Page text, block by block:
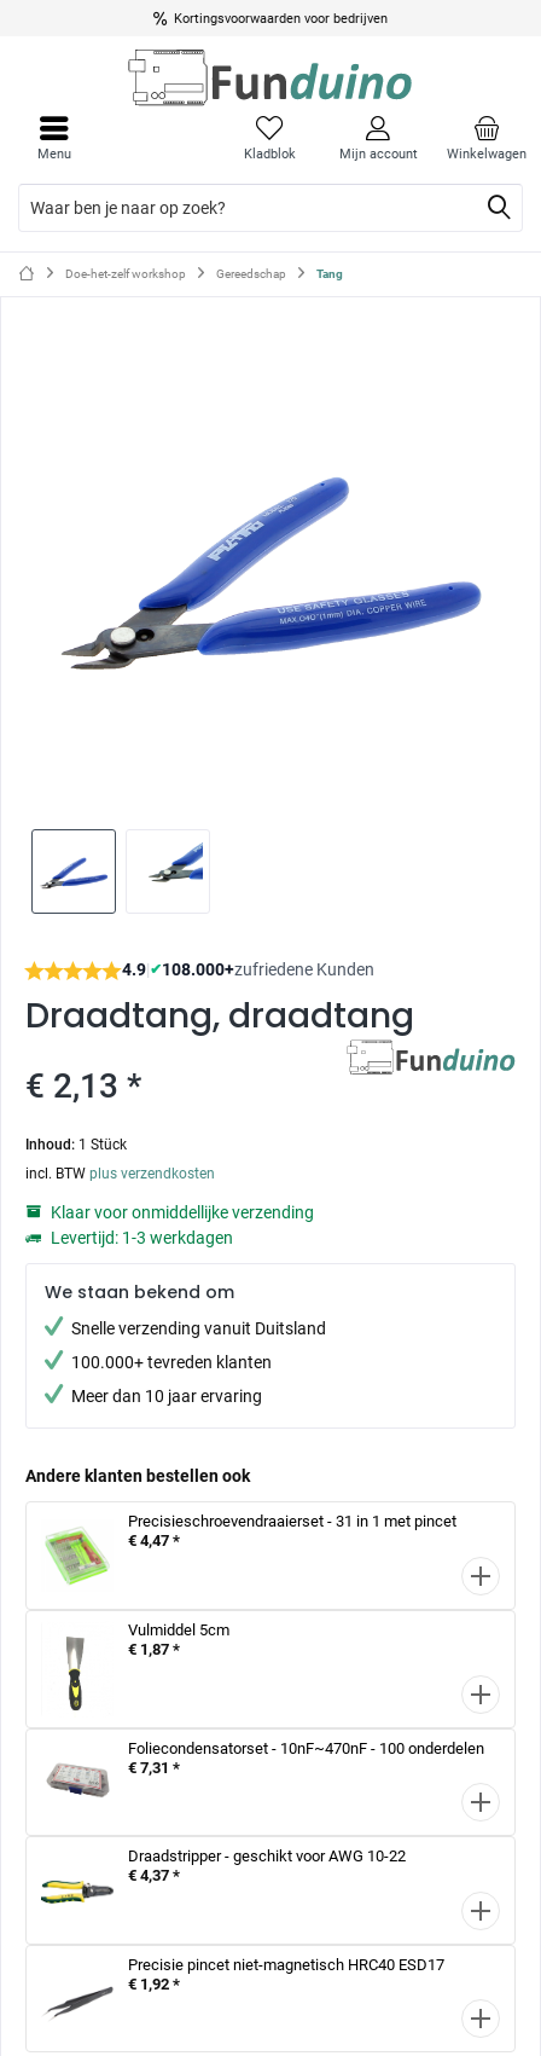
Kortingsvoorwaarden voor bedrijven
Winkelwagen
Kladblok Mijn account
Menu
Doe-het-zelf workshop Gereedschap Tang
4.9|✔108.000+zufriedene Kunden
Draadtang, draadtang
€ 2,13 *
Inhoud: 1 Stück
incl. BTW plus verzendkosten
Klaar voor onmiddellijke verzending
Levertijd: 1-3 werkdagen
We staan bekend om
Snelle verzending vanuit Duitsland
100.000+ tevreden klanten
Meer dan 10 jaar ervaring
Andere klanten bestellen ook
Precisieschroevendraaierset - 31 in 1 met pincet
€ 4,47 *
Vulmiddel 5cm
€ 1,87 *
Foliecondensatorset - 10nF~470nF - 100 onderdelen
€ 7,31 *
Draadstripper - geschikt voor AWG 10-22
€ 4,37 *
Precisie pincet niet-magnetisch HRC40 ESD17
€ 1,92 *